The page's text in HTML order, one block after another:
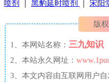
喷剂
黑豹延时喷剂 宋阳
版
1、本网站名称： 三九知识
2、本站永久网址：
3、本文内容由互联网用户